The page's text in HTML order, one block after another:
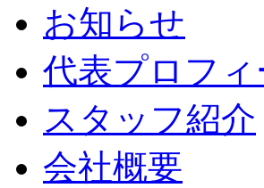
お知らせ
代表プロフィ
スタッフ紹介
会社概要